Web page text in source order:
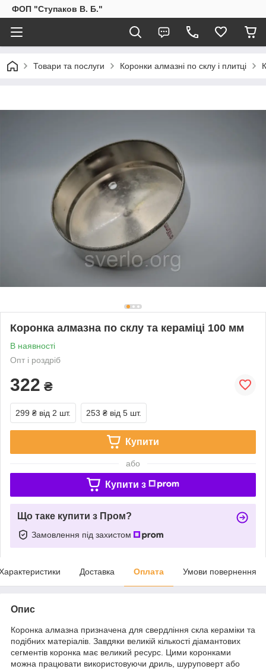
ФОП "Ступаков В. Б."
Товари та послуги Коронки алмазні по склу і плитці
Коронка алмазна по склу та кераміці 100 мм
В наявності
Опт і роздріб
322 ₴
299 ₴ від 2 шт. 253 ₴ від 5 шт.
Купити
або
Купити з
Що таке купити з Пром?
Замовлення під захистом
Доставка Оплата Умови повернення
Опис
Коронка алмазна призначена для свердління скла кераміки та
подібних матеріалів. Завдяки великій кількості діамантових
сегментів коронка має великий ресурс. Цими коронками
можна працювати використовуючи дриль, шуруповерт або